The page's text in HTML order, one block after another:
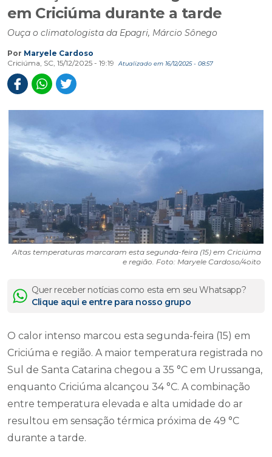
em Criciúma durante a tarde
Ouça o climatologista da Epagri, Márcio Sônego
Por Maryele Cardoso
Criciúma, SC, 15/12/2025 - 19:19
Atualizado em 16/12/2025 - 08:57
Altas temperaturas marcaram esta segunda-feira (15) em Criciúma
e região. Foto: Maryele Cardoso/4oito
Quer receber notícias como esta em seu Whatsapp?
Clique aqui e entre para nosso grupo
O calor intenso marcou esta segunda-feira (15) em
Criciúma e região. A maior temperatura registrada no
Sul de Santa Catarina chegou a 35 °C em Urussanga,
enquanto Criciúma alcançou 34 °C. A combinação
entre temperatura elevada e alta umidade do ar
resultou em sensação térmica próxima de 49 °C
durante a tarde.